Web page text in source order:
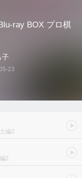
ray BOX プロ棋
子
23
編2
2